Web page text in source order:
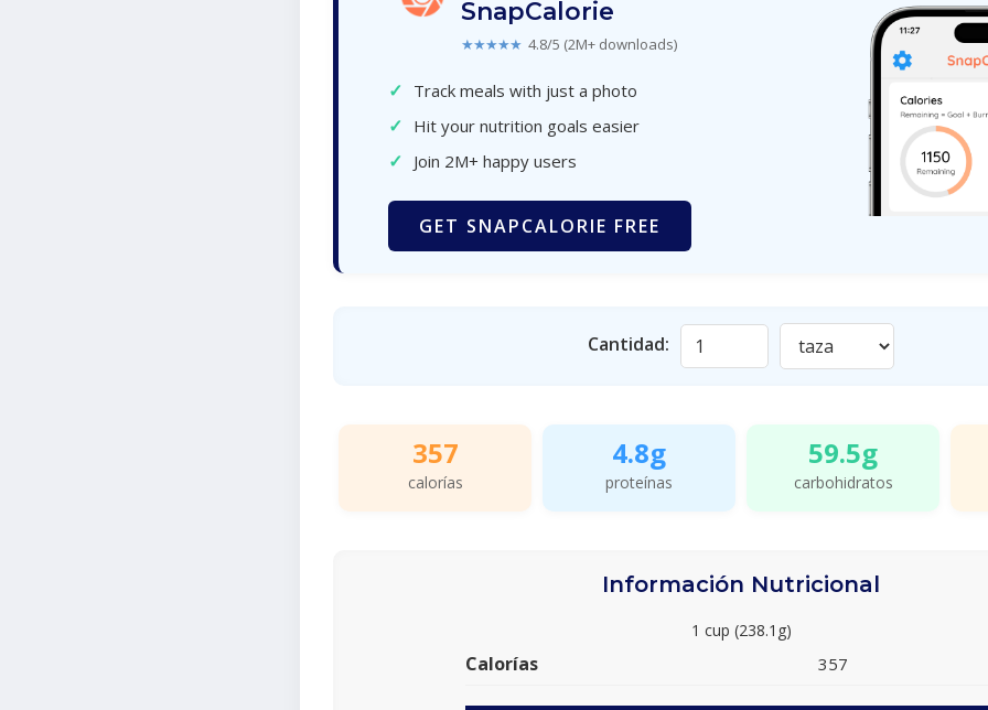
SnapCalorie
★★★★★ 4.8/5 (2M+ downloads)
✓ Track meals with just a photo
✓ Hit your nutrition goals easier
✓ Join 2M+ happy users
GET SNAPCALORIE FREE
Cantidad:
357
calorías
4.8g
proteínas
59.5g
carbohidratos
Información Nutricional
1 cup (238.1g)
Calorías 357